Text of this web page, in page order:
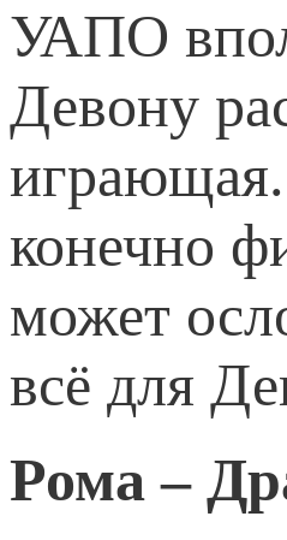
УАПО
Девону
играющая.
конечно
может
всё для
Рома –